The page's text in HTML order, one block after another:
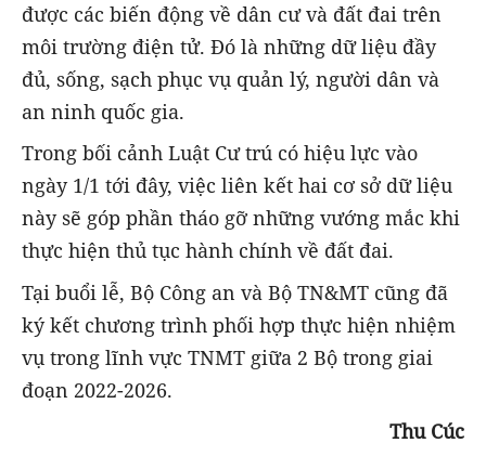
được các biến động về dân cư và đất đai trên
môi trường điện tử. Đó là những dữ liệu đầy
đủ, sống, sạch phục vụ quản lý, người dân và
an ninh quốc gia.
Trong bối cảnh Luật Cư trú có hiệu lực vào
ngày 1/1 tới đây, việc liên kết hai cơ sở dữ liệu
này sẽ góp phần tháo gỡ những vướng mắc khi
thực hiện thủ tục hành chính về đất đai.
Tại buổi lễ, Bộ Công an và Bộ TN&MT cũng đã
ký kết chương trình phối hợp thực hiện nhiệm
vụ trong lĩnh vực TNMT giữa 2 Bộ trong giai
đoạn 2022-2026.
Thu Cúc